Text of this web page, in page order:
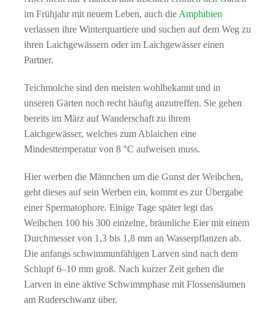
im Frühjahr mit neuem Leben, auch die Amphibien
verlassen ihre Winterquartiere und suchen auf dem Weg zu
ihren Laichgewässern oder im Laichgewässer einen
Partner.
Teichmolche sind den meisten wohlbekannt und in
unseren Gärten noch recht häufig anzutreffen. Sie gehen
bereits im März auf Wanderschaft zu ihrem
Laichgewässer, welches zum Ablaichen eine
Mindesttemperatur von 8 °C aufweisen muss.
Hier werben die Männchen um die Gunst der Weibchen,
geht dieses auf sein Werben ein, kommt es zur Übergabe
einer Spermatophore. Einige Tage später legt das
Weibchen 100 bis 300 einzelne, bräunliche Eier mit einem
Durchmesser von 1,3 bis 1,8 mm an Wasserpflanzen ab.
Die anfangs schwimmunfähigen Larven sind nach dem
Schlupf 6–10 mm groß. Nach kurzer Zeit gehen die
Larven in eine aktive Schwimmphase mit Flossensäumen
am Ruderschwanz über.